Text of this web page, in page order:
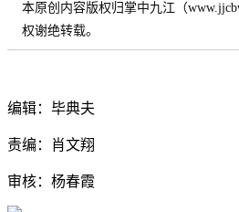
本原创内容版权归掌中九江（
权谢绝转载。
编辑：毕典夫
责编：肖文翔
审核：杨春霞